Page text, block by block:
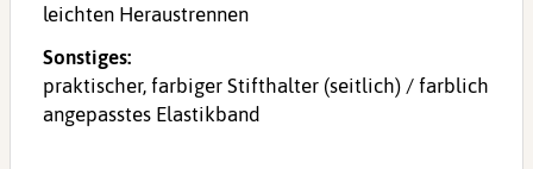
leichten Heraustrennen
Sonstiges:
praktischer, farbiger Stifthalter (seitlich) / farblich
angepasstes Elastikband